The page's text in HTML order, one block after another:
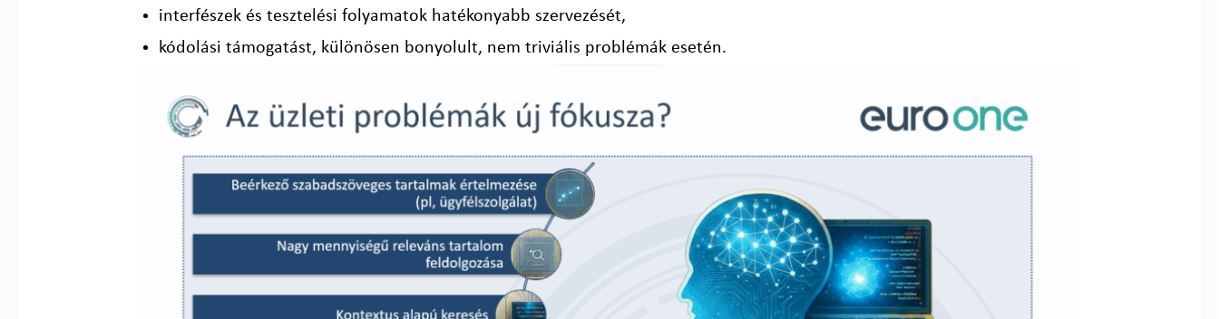
interfészek és tesztelési folyamatok hatékonyabb szervezését,
kódolási támogatást, különösen bonyolult, nem triviális problémák esetén.